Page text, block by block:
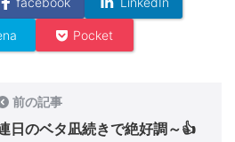
Pocket
前の記事
日のベタ凪続きで絶好調～👍